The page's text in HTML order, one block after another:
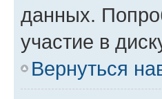
данных.
участие в
Вернуться